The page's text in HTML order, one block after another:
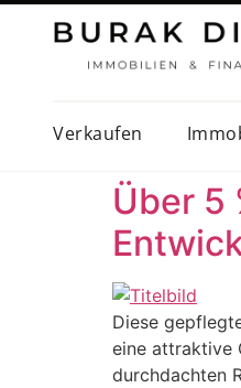
Verkaufen
Über 5
Diese
eine attraktive
durchdachten